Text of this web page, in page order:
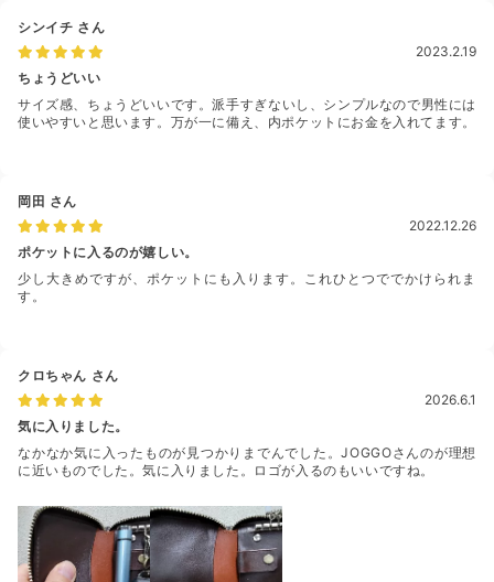
シンイチ さん
2023.2.19
ちょうどいい
サイズ感、ちょうどいいです。派手すぎないし、シンプルなので男性には
使いやすいと思います。万が一に備え、内ポケットにお金を入れてます。
岡田 さん
2022.12.26
ポケットに入るのが嬉しい。
少し大きめですが、ポケットにも入ります。これひとつででかけられま
す。
クロちゃん さん
2026.6.1
気に入りました。
なかなか気に入ったものが見つかりまでんでした。JOGGOさんのが理想
に近いものでした。気に入りました。ロゴが入るのもいいですね。